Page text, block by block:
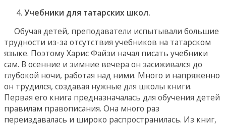
Учебники для татарских школ.
Обучая детей, преподаватели испытывали большие
трудности из-за отсутствия учебников на татарском
языке. Поэтому Харис Файзи начал писать учебники
сам. В осенние и зимние вечера он засиживался до
глубокой ночи, работая над ними. Много и напряженно
он трудился, создавая нужные для школы книги.
Первая его книга предназначалась для обучения детей
правилам правописания. Она много раз
переиздавалась и широко распространилась. Из книг,